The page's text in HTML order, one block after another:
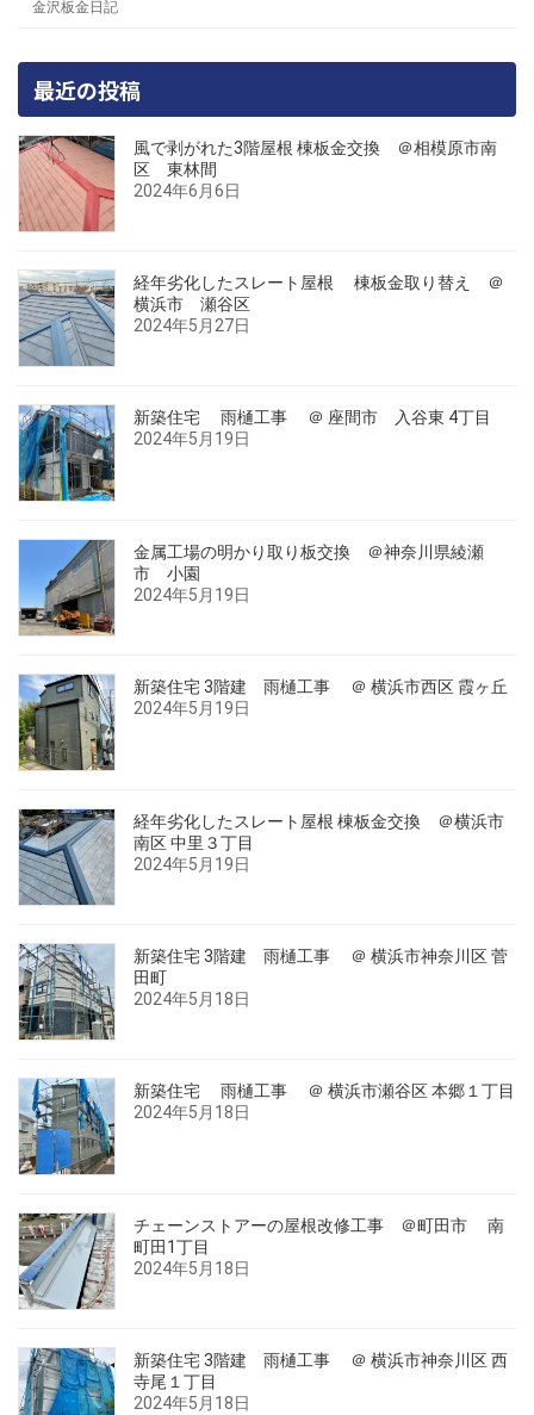
金沢板金日記
最近の投稿
風で剥がれた3階屋根 棟板金交換 ＠相模原市南
区 東林間
2024年6月6日
経年劣化したスレート屋根 棟板金取り替え ＠
横浜市 瀬谷区
2024年5月27日
新築住宅 雨樋工事 ＠ 座間市 入谷東 4丁目
2024年5月19日
金属工場の明かり取り板交換 ＠神奈川県綾瀬
市 小園
2024年5月19日
新築住宅 3階建 雨樋工事 ＠ 横浜市西区 霞ヶ丘
2024年5月19日
経年劣化したスレート屋根 棟板金交換 ＠横浜市
南区 中里３丁目
2024年5月19日
新築住宅 3階建 雨樋工事 ＠ 横浜市神奈川区 菅
田町
2024年5月18日
新築住宅 雨樋工事 ＠ 横浜市瀬谷区 本郷１丁目
2024年5月18日
チェーンストアーの屋根改修工事 ＠町田市 南
町田1丁目
2024年5月18日
新築住宅 3階建 雨樋工事 ＠ 横浜市神奈川区 西
寺尾１丁目
2024年5月18日